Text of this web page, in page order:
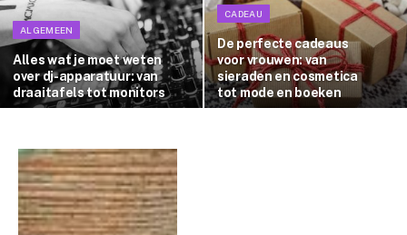
ALGEMEEN
Alles wat je moet weten
over dj-apparatuur: van
draaitafels tot monitors
CADEAU
De perfecte cadeaus
voor vrouwen: van
sieraden en cosmetica
tot mode en boeken